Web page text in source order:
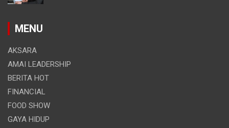
MENU
AKSARA
AMAI LEADERSHIP
BERITA HOT
FINANCIAL
FOOD SHOW
GAYA HIDUP